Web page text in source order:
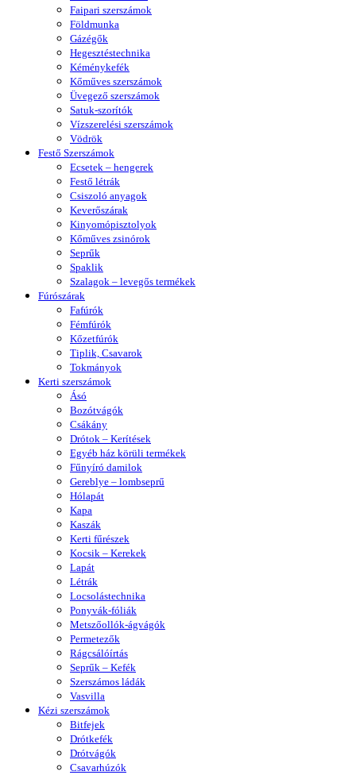
Faipari szerszámok
Földmunka
Gázégők
Hegesztéstechnika
Kéménykefék
Kőműves szerszámok
Üvegező szerszámok
Satuk-szorítók
Vízszerelési szerszámok
Vödrök
Festő Szerszámok
Ecsetek – hengerek
Festő létrák
Csiszoló anyagok
Keverőszárak
Kinyomópisztolyok
Kőműves zsinórok
Seprűk
Spaklik
Szalagok – levegős termékek
Fúrószárak
Fafúrók
Fémfúrók
Kőzetfúrók
Tiplik, Csavarok
Tokmányok
Kerti szerszámok
Ásó
Bozótvágók
Csákány
Drótok – Kerítések
Egyéb ház körüli termékek
Fűnyíró damilok
Gereblye – lombseprű
Hólapát
Kapa
Kaszák
Kerti fűrészek
Kocsik – Kerekek
Lapát
Létrák
Locsolástechnika
Ponyvák-fóliák
Metszőollók-ágvágók
Permetezők
Rágcsálóírtás
Seprűk – Kefék
Szerszámos ládák
Vasvilla
Kézi szerszámok
Bitfejek
Drótkefék
Drótvágók
Csavarhúzók